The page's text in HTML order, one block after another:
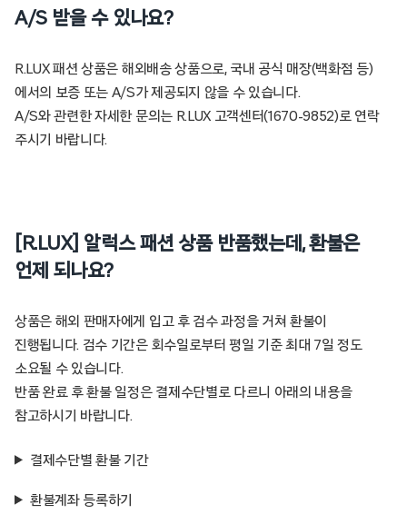
A/S 받을 수 있나요?
R.LUX 패션 상품은 해외배송 상품으로, 국내 공식 매장(백화점 등)
에서의 보증 또는 A/S가 제공되지 않을 수 있습니다.
A/S와 관련한 자세한 문의는 R.LUX 고객센터(1670-9852)로 연락
주시기 바랍니다.
[R.LUX] 알럭스 패션 상품 반품했는데, 환불은
언제 되나요?
상품은 해외 판매자에게 입고 후 검수 과정을 거쳐 환불이
진행됩니다. 검수 기간은 회수일로부터 평일 기준 최대 7일 정도
소요될 수 있습니다.
반품 완료 후 환불 일정은 결제수단별로 다르니 아래의 내용을
참고하시기 바랍니다.
결제수단별 환불 기간
환불계좌 등록하기